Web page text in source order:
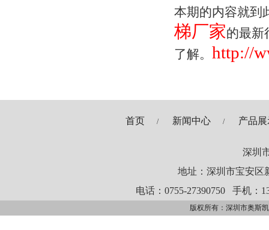
本期的内容就到
梯厂家的最新
了解。 http://
首页 / 新闻中心 / 产品
深圳
地址：深圳市宝安区
电话：0755-27390750手机：
版权所有：深圳市奥斯